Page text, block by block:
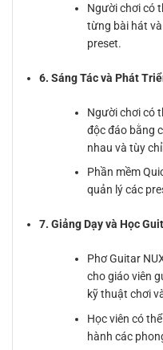
Người chơi có
từng bài hát
preset.
6. Sáng Tác và Phát
Người chơi có
độc đáo bằng
nhau và tùy
Phần mềm
quản lý các
7. Giảng Dạy và Học
Phơ Guitar
cho giáo viên
kỹ thuật chơi
Học viên có
hành các